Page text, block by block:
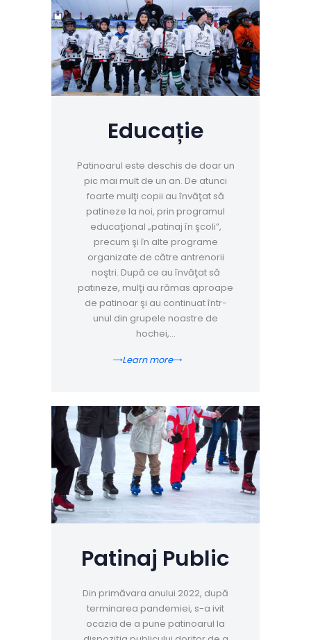
Educație
Patinoarul este deschis de doar un
pic mai mult de un an. De atunci
foarte mulţi copii au învăţat să
patineze la noi, prin programul
educaţional „patinaj în şcoli”,
precum şi în alte programe
organizate de către antrenorii
noştri. După ce au învăţat să
patineze, mulţi au rămas aproape
de patinoar şi au continuat într-
unul din grupele noastre de
hochei,…
Learn more
Patinaj Public
Din primăvara anului 2022, după
terminarea pandemiei, s-a ivit
ocazia de a pune patinoarul la